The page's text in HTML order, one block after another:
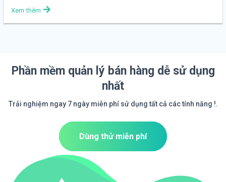
Xem thêm
Phần mềm quản lý bán hàng dễ sử dụng
nhất
Trải nghiệm ngay 7 ngày miễn phí sử dụng tất cả các tính năng !.
Dùng thử miễn phí